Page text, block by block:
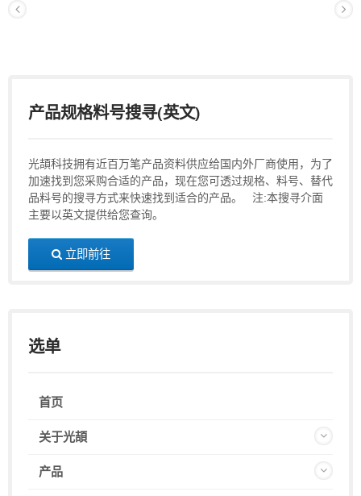
产品规格料号搜寻(英文)
光頡科技拥有近百万笔产品资料供应给国内外厂商使用，为了
加速找到您采购合适的产品，现在您可透过规格、料号、替代
品料号的搜寻方式来快速找到适合的产品。 注:本搜寻介面
主要以英文提供给您查询。
立即前往
选单
首页
关于光頡
产品